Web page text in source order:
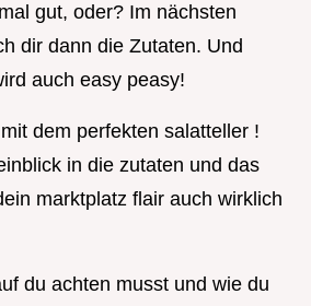
gut, oder? Im nächsten
dir dann die Zutaten. Und
auch easy peasy!
dem perfekten salatteller !
in die zutaten und das
marktplatz flair auch wirklich
du achten musst und wie du